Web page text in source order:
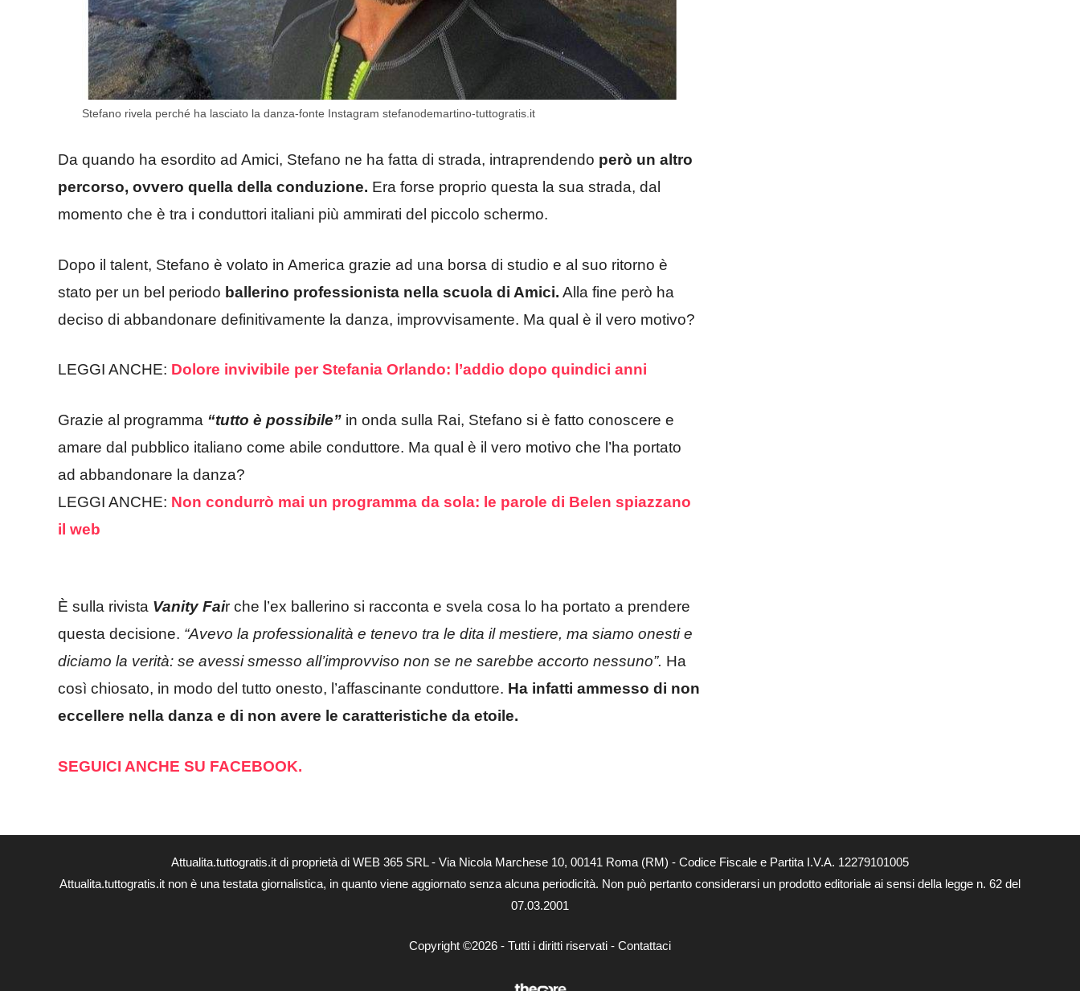
Stefano rivela perché ha lasciato la danza-fonte Instagram stefanodemartino-tuttogratis.it
Da quando ha esordito ad Amici, Stefano ne ha fatta di strada, intraprendendo però un altro
percorso, ovvero quella della conduzione. Era forse proprio questa la sua strada, dal
momento che è tra i conduttori italiani più ammirati del piccolo schermo.
Dopo il talent, Stefano è volato in America grazie ad una borsa di studio e al suo ritorno è
stato per un bel periodo ballerino professionista nella scuola di Amici. Alla fine però ha
deciso di abbandonare definitivamente la danza, improvvisamente. Ma qual è il vero motivo?
LEGGI ANCHE: Dolore invivibile per Stefania Orlando: l’addio dopo quindici anni
Grazie al programma “tutto è possibile” in onda sulla Rai, Stefano si è fatto conoscere e
amare dal pubblico italiano come abile conduttore. Ma qual è il vero motivo che l’ha portato
ad abbandonare la danza?
LEGGI ANCHE: Non condurrò mai un programma da sola: le parole di Belen spiazzano
il web
È sulla rivista Vanity Fair che l’ex ballerino si racconta e svela cosa lo ha portato a prendere
questa decisione. “Avevo la professionalità e tenevo tra le dita il mestiere, ma siamo onesti e
diciamo la verità: se avessi smesso all’improvviso non se ne sarebbe accorto nessuno”. Ha
così chiosato, in modo del tutto onesto, l’affascinante conduttore. Ha infatti ammesso di non
eccellere nella danza e di non avere le caratteristiche da etoile.
SEGUICI ANCHE SU FACEBOOK.
Attualita.tuttogratis.it di proprietà di WEB 365 SRL - Via Nicola Marchese 10, 00141 Roma (RM) - Codice Fiscale e Partita I.V.A. 12279101005
Attualita.tuttogratis.it non è una testata giornalistica, in quanto viene aggiornato senza alcuna periodicità. Non può pertanto considerarsi un prodotto editoriale ai sensi della legge n. 62 del
07.03.2001
Copyright ©2026 - Tutti i diritti riservati - Contattaci